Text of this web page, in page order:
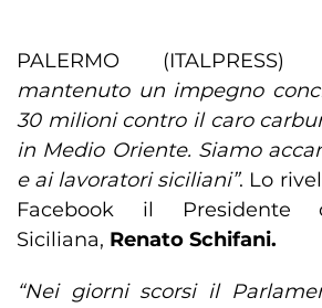
PALERMO
mantenuto un impegno
30 milioni contro il caro
in Medio Oriente. Siamo
e ai lavoratori siciliani”. Lo
Facebook il Presidente
Siciliana, Renato Schifani.
“Nei giorni scorsi il